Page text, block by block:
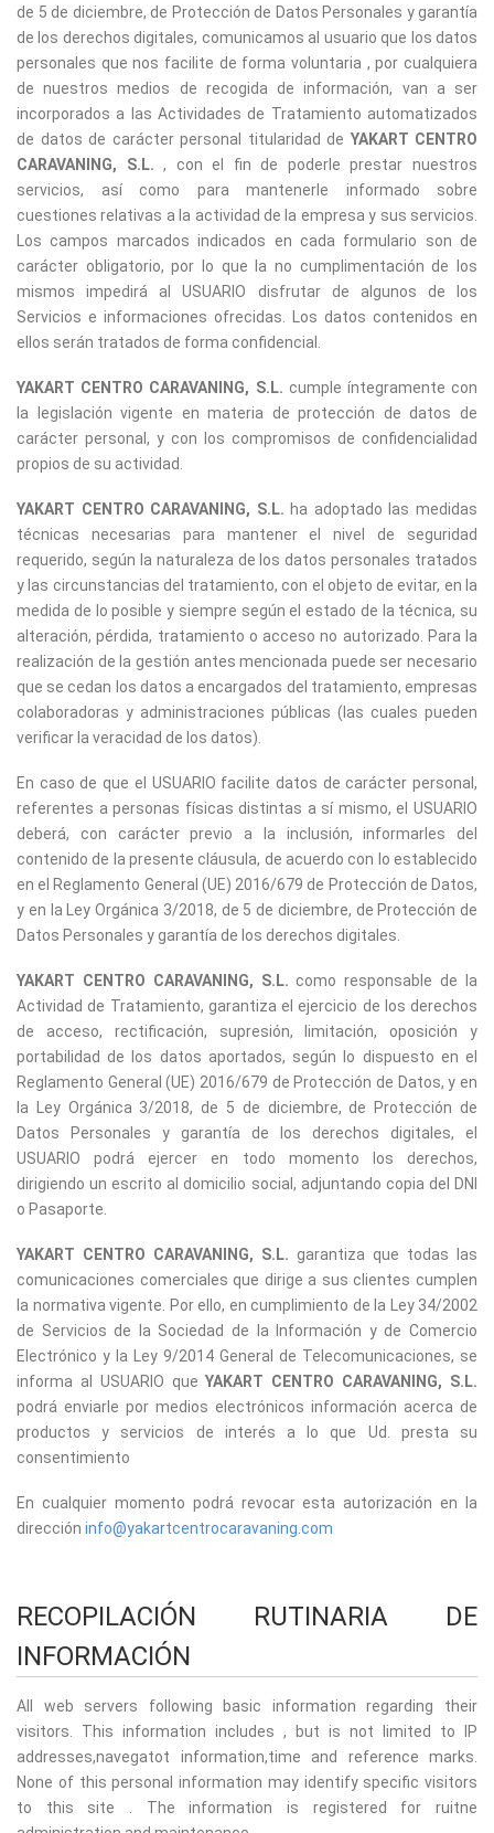
de 5 de diciembre, de Protección de Datos Personales y garantía
de los derechos digitales, comunicamos al usuario que los datos
personales que nos facilite de forma voluntaria , por cualquiera
de nuestros medios de recogida de información, van a ser
incorporados a las Actividades de Tratamiento automatizados
de datos de carácter personal titularidad de YAKART CENTRO
CARAVANING, S.L. , con el fin de poderle prestar nuestros
servicios, así como para mantenerle informado sobre
cuestiones relativas a la actividad de la empresa y sus servicios.
Los campos marcados indicados en cada formulario son de
carácter obligatorio, por lo que la no cumplimentación de los
mismos impedirá al USUARIO disfrutar de algunos de los
Servicios e informaciones ofrecidas. Los datos contenidos en
ellos serán tratados de forma confidencial.
YAKART CENTRO CARAVANING, S.L. cumple íntegramente con
la legislación vigente en materia de protección de datos de
carácter personal, y con los compromisos de confidencialidad
propios de su actividad.
YAKART CENTRO CARAVANING, S.L. ha adoptado las medidas
técnicas necesarias para mantener el nivel de seguridad
requerido, según la naturaleza de los datos personales tratados
y las circunstancias del tratamiento, con el objeto de evitar, en la
medida de lo posible y siempre según el estado de la técnica, su
alteración, pérdida, tratamiento o acceso no autorizado. Para la
realización de la gestión antes mencionada puede ser necesario
que se cedan los datos a encargados del tratamiento, empresas
colaboradoras y administraciones públicas (las cuales pueden
verificar la veracidad de los datos).
En caso de que el USUARIO facilite datos de carácter personal,
referentes a personas físicas distintas a sí mismo, el USUARIO
deberá, con carácter previo a la inclusión, informarles del
contenido de la presente cláusula, de acuerdo con lo establecido
en el Reglamento General (UE) 2016/679 de Protección de Datos,
y en la Ley Orgánica 3/2018, de 5 de diciembre, de Protección de
Datos Personales y garantía de los derechos digitales.
YAKART CENTRO CARAVANING, S.L. como responsable de la
Actividad de Tratamiento, garantiza el ejercicio de los derechos
de acceso, rectificación, supresión, limitación, oposición y
portabilidad de los datos aportados, según lo dispuesto en el
Reglamento General (UE) 2016/679 de Protección de Datos, y en
la Ley Orgánica 3/2018, de 5 de diciembre, de Protección de
Datos Personales y garantía de los derechos digitales, el
USUARIO podrá ejercer en todo momento los derechos,
dirigiendo un escrito al domicilio social, adjuntando copia del DNI
o Pasaporte.
YAKART CENTRO CARAVANING, S.L. garantiza que todas las
comunicaciones comerciales que dirige a sus clientes cumplen
la normativa vigente. Por ello, en cumplimiento de la Ley 34/2002
de Servicios de la Sociedad de la Información y de Comercio
Electrónico y la Ley 9/2014 General de Telecomunicaciones, se
informa al USUARIO queYAKART CENTRO CARAVANING, S.L.
podrá enviarle por medios electrónicos información acerca de
productos y servicios de interés a lo que Ud. presta su
consentimiento
En cualquier momento podrá revocar esta autorización en la
dirección info@yakartcentrocaravaning.com
RECOPILACIÓN RUTINARIA DE
INFORMACIÓN
All web servers following basic information regarding their
visitors. This information includes , but is not limited to IP
addresses,navegatot information,time and reference marks.
None of this personal information may identify specific visitors
to this site . The information is registered for ruitne